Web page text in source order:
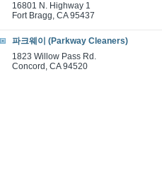
16801 N. Highway 1
Fort Bragg, CA 95437
파크웨이 (Parkway Cleaners)
1823 Willow Pass Rd.
Concord, CA 94520